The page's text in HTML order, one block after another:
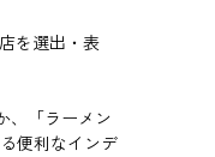
を選出・表
、「ラーメン
便利なインデ